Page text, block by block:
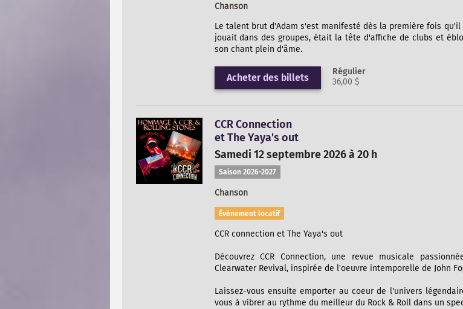
Chanson
Le talent brut d'Adam s'est manifesté dès la première fois
jouait dans des groupes, était la tête d'affiche de clubs et
son chant plein d'âme.
Acheter des billets
Régulier
36,00 $
CCR Connection
et The Yaya's out
Samedi 12 septembre 2026 à 20 h
Saison 2026-2027
Chanson
Événement locatif
CCR connection et The Yaya's out
Découvrez CCR Connection, une revue musicale
Clearwater Revival, inspirée de l'oeuvre intemporelle de John
Laissez-vous ensuite emporter au coeur de l'univers
vous à vibrer au rythme du meilleur du Rock & Roll dans un